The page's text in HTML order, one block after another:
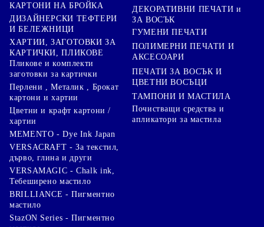
КАРТОНИ НА БРОЙКА
ДИЗАЙНЕРСКИ ТЕФТЕРИ
И БЕЛЕЖНИЦИ
ХАРТИИ, ЗАГОТОВКИ ЗА
КАРТИЧКИ, ПЛИКОВЕ
Пликове и комплекти
заготовки за картички
Перлени , Металик , Брокат
картони и хартии
Цветни и крафт картони /
хартии
ДЕКОРАТИВНИ ПЕЧАТИ и
ЗА ВОСЪК
ГУМЕНИ ПЕЧАТИ
ПОЛИМЕРНИ ПЕЧАТИ И
АКСЕСОАРИ
ПЕЧАТИ ЗА ВОСЪК И
ЦВЕТНИ ВОСЪЦИ
ТАМПОНИ И МАСТИЛА
Почистващи средства и
апликатори за мастила
MEMENTO - Dye Ink Japan
VERSACRAFT - За текстил,
дърво, глина и други
VERSAMAGIC - Chalk ink,
Тебеширено мастило
BRILLIANCE - Пигментно
мастило
StazON Series - Пигментно